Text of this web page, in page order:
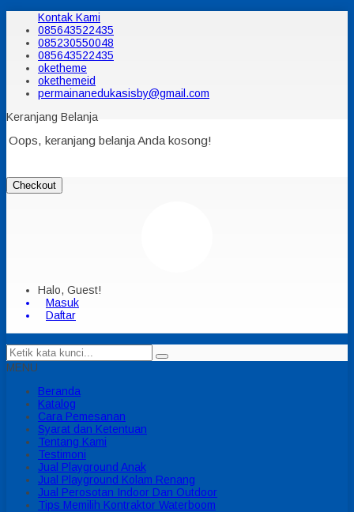
Kontak Kami
085643522435
085230550048
085643522435
oketheme
okethemeid
permainanedukasisby@gmail.com
Keranjang Belanja
Oops, keranjang belanja Anda kosong!
Checkout
Halo, Guest!
Masuk
Daftar
MENU
Beranda
Katalog
Cara Pemesanan
Syarat dan Ketentuan
Tentang Kami
Testimoni
Jual Playground Anak
Jual Playground Kolam Renang
Jual Perosotan Indoor Dan Outdoor
Tips Memilih Kontraktor Waterboom